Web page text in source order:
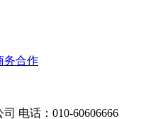
务合作
电话：010-60606666